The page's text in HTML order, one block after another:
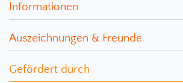
Informationen
Auszeichnungen & Freunde
Gefördert durch